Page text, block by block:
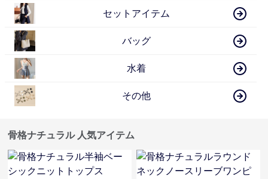
セットアイテム
バッグ
水着
その他
骨格ナチュラル 人気アイテム